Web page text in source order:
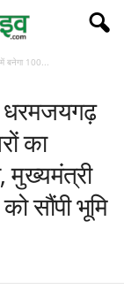
बनेगा 100...
धरमजयगढ़
का
मुख्यमंत्री
सौंपी भूमि